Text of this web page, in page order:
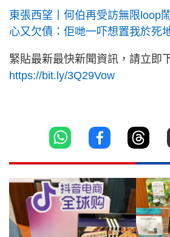
東張西望丨何伯再受訪無限loop
心又欠債：佢哋一吓想置我於死
緊貼最新最快新聞資訊，請立即
https://bit.ly/3Q29Vow